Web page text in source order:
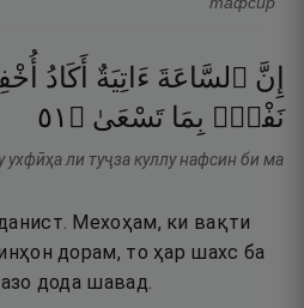
إِنَّ ٱلسَّاعَةَ ءَاتِيَةٌ أَكَادُ
نَفْسٍۭ بِمَا تَسْعَىٰ ۝ ١٥
ухфӣҳа ли туҷза куллу нафсин би ма
Мехоҳам, ки вақти
дорам, то ҳар шахс ба
дода шавад.